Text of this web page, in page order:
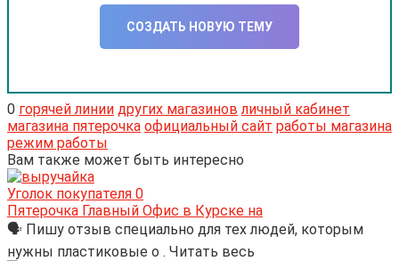
CОЗДАТЬ НОВУЮ ТЕМУ
0 горячей линии других магазинов личный кабинет
магазина пятерочка официальный сайт работы магазина
режим работы
Вам также может быть интересно
Уголок покупателя 0
Пятерочка Главный Офис в Курске на
🗣 Пишу отзыв специально для тех людей, которым
нужны пластиковые о . Читать весь